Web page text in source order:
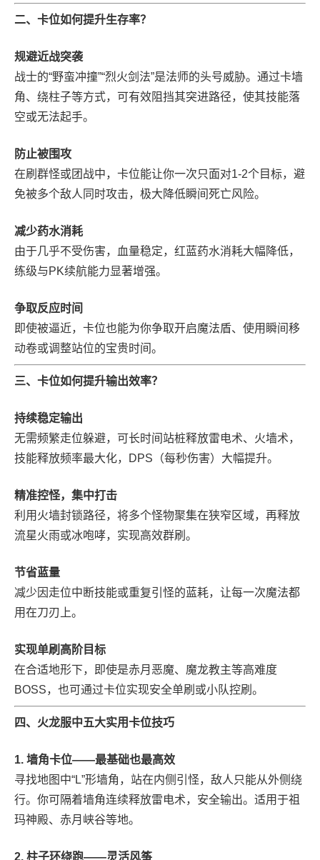
二、卡位如何提升生存率？
规避近战突袭
战士的“野蛮冲撞”“烈火剑法”是法师的头号威胁。通过卡墙
角、绕柱子等方式，可有效阻挡其突进路径，使其技能落
空或无法起手。
防止被围攻
在刷群怪或团战中，卡位能让你一次只面对1-2个目标，避
免被多个敌人同时攻击，极大降低瞬间死亡风险。
减少药水消耗
由于几乎不受伤害，血量稳定，红蓝药水消耗大幅降低，
练级与PK续航能力显著增强。
争取反应时间
即使被逼近，卡位也能为你争取开启魔法盾、使用瞬间移
动卷或调整站位的宝贵时间。
三、卡位如何提升输出效率？
持续稳定输出
无需频繁走位躲避，可长时间站桩释放雷电术、火墙术，
技能释放频率最大化，DPS（每秒伤害）大幅提升。
精准控怪，集中打击
利用火墙封锁路径，将多个怪物聚集在狭窄区域，再释放
流星火雨或冰咆哮，实现高效群刷。
节省蓝量
减少因走位中断技能或重复引怪的蓝耗，让每一次魔法都
用在刀刃上。
实现单刷高阶目标
在合适地形下，即使是赤月恶魔、魔龙教主等高难度
BOSS，也可通过卡位实现安全单刷或小队控刷。
四、火龙服中五大实用卡位技巧
1. 墙角卡位——最基础也最高效
寻找地图中“L”形墙角，站在内侧引怪，敌人只能从外侧绕
行。你可隔着墙角连续释放雷电术，安全输出。适用于祖
玛神殿、赤月峡谷等地。
2. 柱子环绕跑——灵活风筝